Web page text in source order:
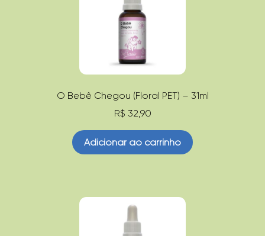
O Bebê Chegou (Floral PET) – 31ml
R$ 32,90
Adicionar ao carrinho